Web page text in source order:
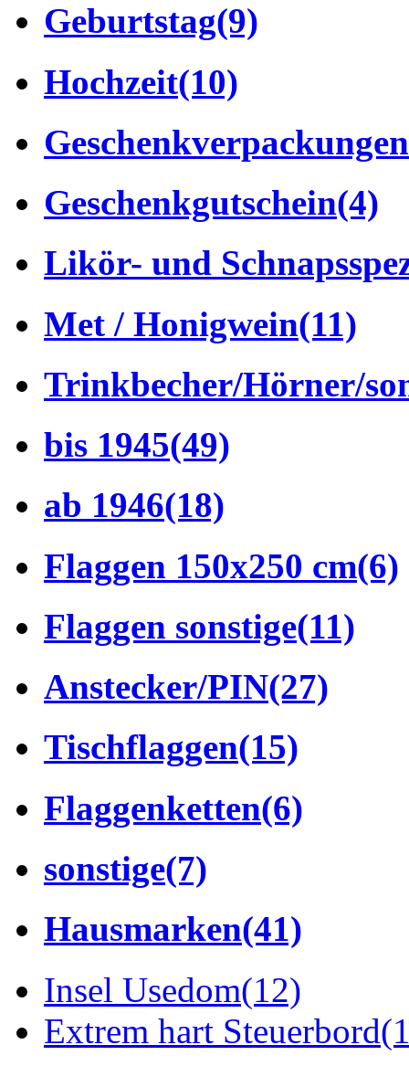
Geburtstag(9)
Hochzeit(10)
Geschenkverpackungen
Geschenkgutschein(4)
Likör- und
Met / Honigwein(11)
Trinkbecher/Hörner/
bis 1945(49)
ab 1946(18)
Flaggen 150x250 cm(6)
Flaggen sonstige(11)
Anstecker/PIN(27)
Tischflaggen(15)
Flaggenketten(6)
sonstige(7)
Hausmarken(41)
Insel Usedom(12)
Extrem hart Steuerbord